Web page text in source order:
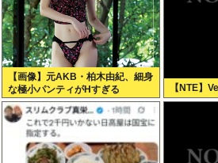
【画像】元AKB・柏木由紀、細身
な極小パンティがHすぎる
【NTE】